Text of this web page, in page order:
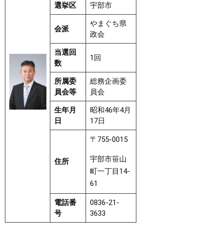
選挙区 宇部市
会派
やまぐち県
政会
当選回
数
1回
所属委
員会等
総務企画委
員会
生年月
日
昭和46年4月
17日
住所
〒755-0015
宇部市笹山
町一丁目14-
61
電話番
号
0836-21-
3633